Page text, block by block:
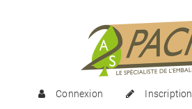
Connexion Inscription